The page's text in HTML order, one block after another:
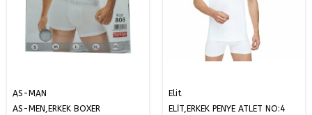
AS-MAN
AS-MEN,ERKEK BOXER
Elit
ELİT,ERKEK PENYE ATLET NO:4